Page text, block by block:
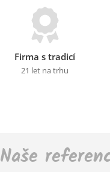
Firma s tradicí
21 let na trhu
Naše